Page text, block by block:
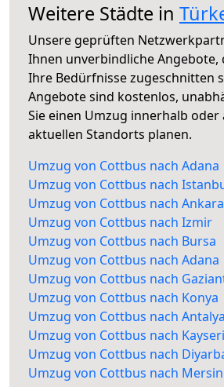
Weitere Städte in
Unsere geprüften
Ihnen unverbindliche Angebote,
Ihre Bedürfnisse zugeschnitten
Angebote sind kostenlos,
Sie einen Umzug innerhalb
aktuellen Standorts planen.
Umzug von Cottbus nach Adana
Umzug von Cottbus nach
Umzug von Cottbus nach Ankara
Umzug von Cottbus nach Izmir
Umzug von Cottbus nach Bursa
Umzug von Cottbus nach Adana
Umzug von Cottbus nach
Umzug von Cottbus nach Konya
Umzug von Cottbus nach Antalya
Umzug von Cottbus nach Kayseri
Umzug von Cottbus nach
Umzug von Cottbus nach Mersin